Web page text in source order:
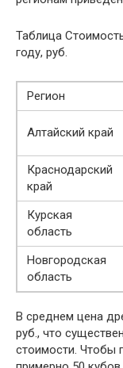
Таблица
году, руб.
Регион
Алтайский край
Краснодарский
край
Курская
область
Новгородская
область
В среднем цена
руб., что
стоимости. Чтобы